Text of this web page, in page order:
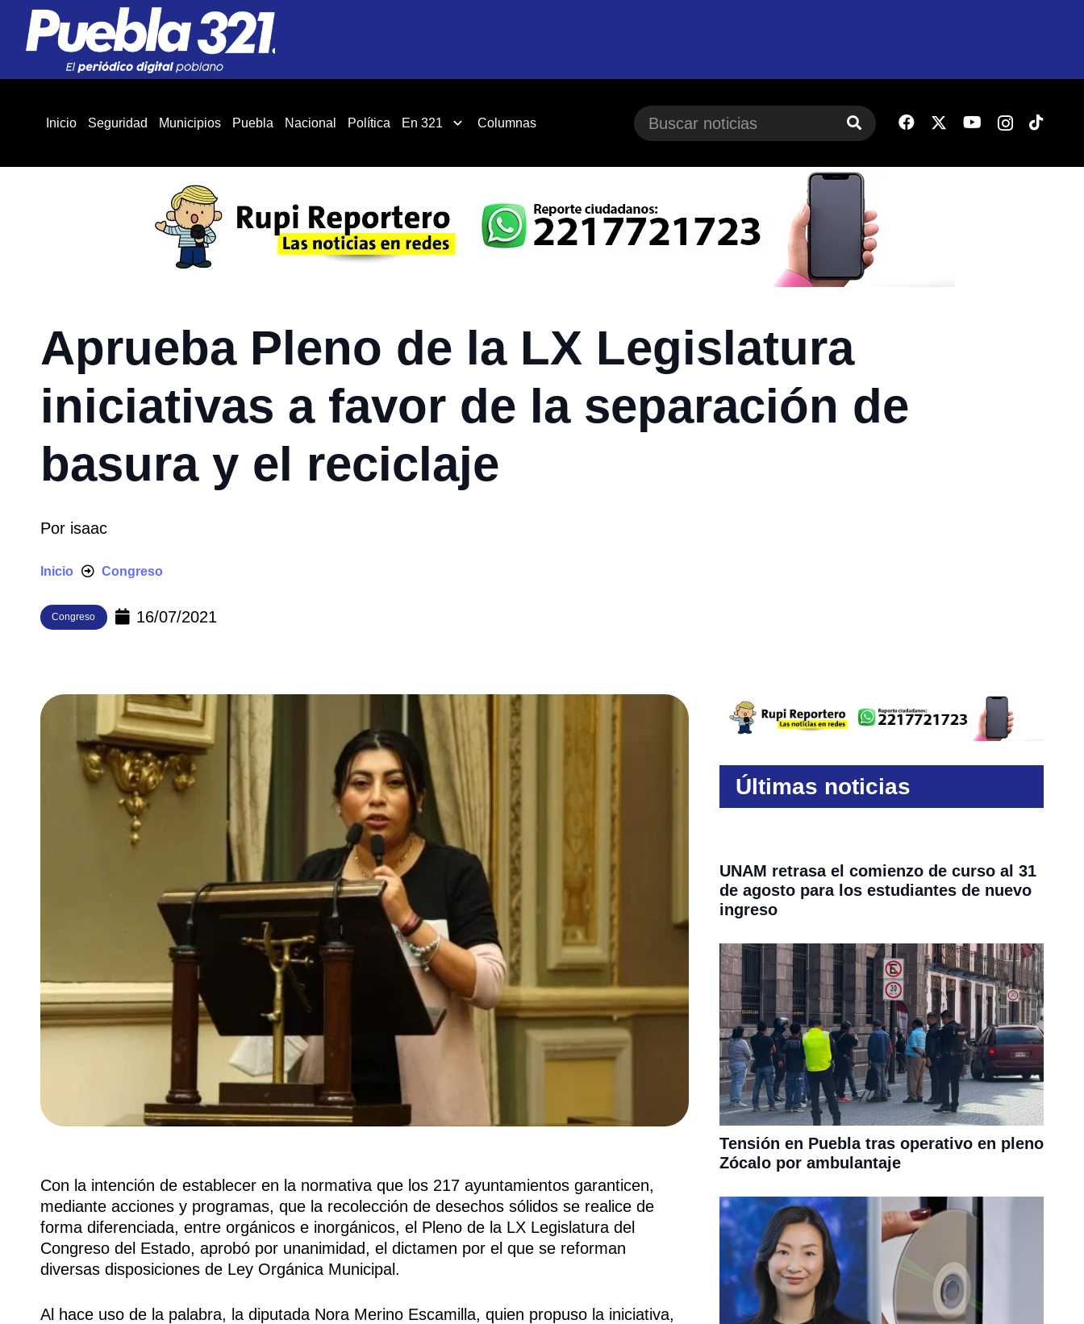
Inicio Seguridad Municipios Puebla Nacional Política En 321 Columnas
Aprueba Pleno de la LX Legislatura
iniciativas a favor de la separación de
basura y el reciclaje
Por isaac
Inicio Congreso
Congreso 16/07/2021
Con la intención de establecer en la normativa que los 217 ayuntamientos garanticen,
mediante acciones y programas, que la recolección de desechos sólidos se realice de
forma diferenciada, entre orgánicos e inorgánicos, el Pleno de la LX Legislatura del
Congreso del Estado, aprobó por unanimidad, el dictamen por el que se reforman
diversas disposiciones de Ley Orgánica Municipal.
Al hace uso de la palabra, la diputada Nora Merino Escamilla, quien propuso la iniciativa,
Últimas noticias
UNAM retrasa el comienzo de curso al 31
de agosto para los estudiantes de nuevo
ingreso
Tensión en Puebla tras operativo en pleno
Zócalo por ambulantaje